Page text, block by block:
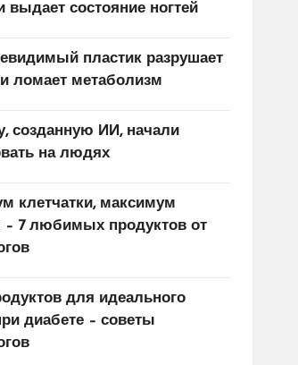
выдает состояние ногтей
пластик разрушает
ломает метаболизм
созданную ИИ, начали
на людях
клетчатки, максимум
– 7 любимых продуктов от
для идеального
диабете – советы